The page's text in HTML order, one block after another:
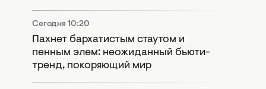
Сегодня 10:20
Пахнет бархатистым стаутом и
пенным элем: неожиданный бьюти-
тренд, покоряющий мир